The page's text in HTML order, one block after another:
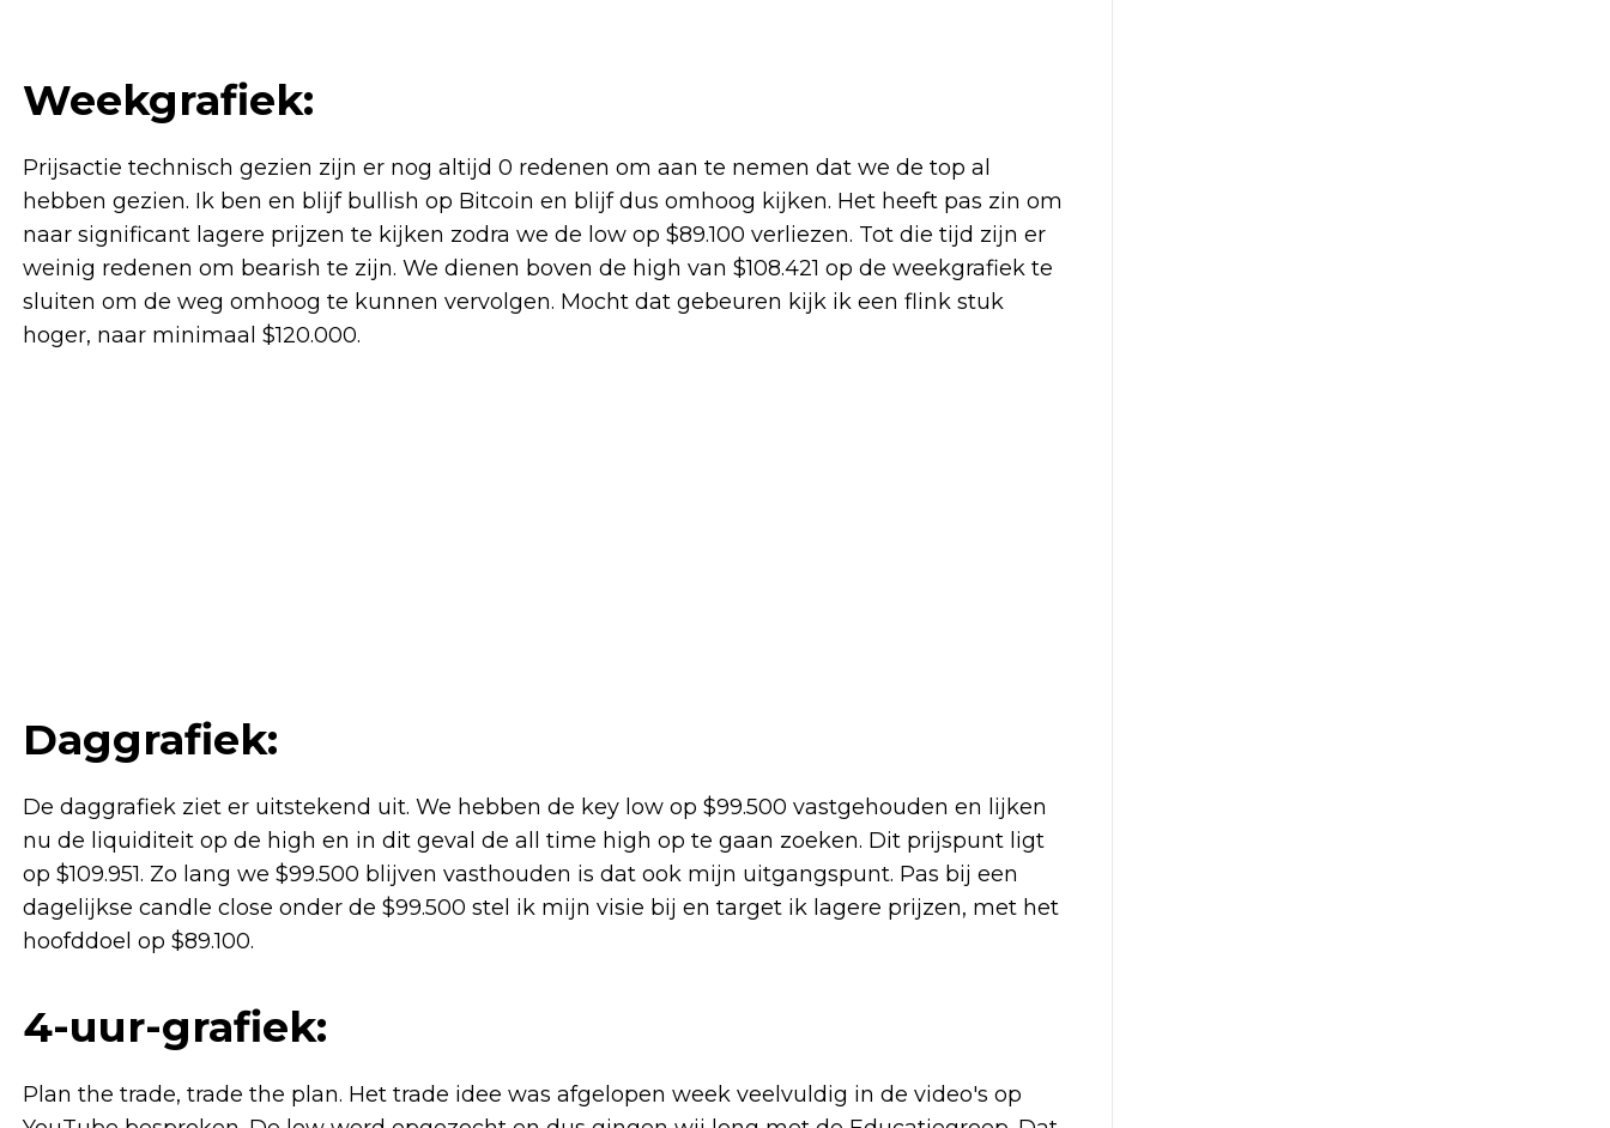
Weekgrafiek:
Prijsactie technisch gezien zijn er nog altijd 0 redenen om aan te nemen dat we de top al
hebben gezien. Ik ben en blijf bullish op Bitcoin en blijf dus omhoog kijken. Het heeft pas zin om
naar significant lagere prijzen te kijken zodra we de low op $89.100 verliezen. Tot die tijd zijn er
weinig redenen om bearish te zijn. We dienen boven de high van $108.421 op de weekgrafiek te
sluiten om de weg omhoog te kunnen vervolgen. Mocht dat gebeuren kijk ik een flink stuk
hoger, naar minimaal $120.000.
Daggrafiek:
De daggrafiek ziet er uitstekend uit. We hebben de key low op $99.500 vastgehouden en lijken
nu de liquiditeit op de high en in dit geval de all time high op te gaan zoeken. Dit prijspunt ligt
op $109.951. Zo lang we $99.500 blijven vasthouden is dat ook mijn uitgangspunt. Pas bij een
dagelijkse candle close onder de $99.500 stel ik mijn visie bij en target ik lagere prijzen, met het
hoofddoel op $89.100.
4-uur-grafiek:
Plan the trade, trade the plan. Het trade idee was afgelopen week veelvuldig in de video's op